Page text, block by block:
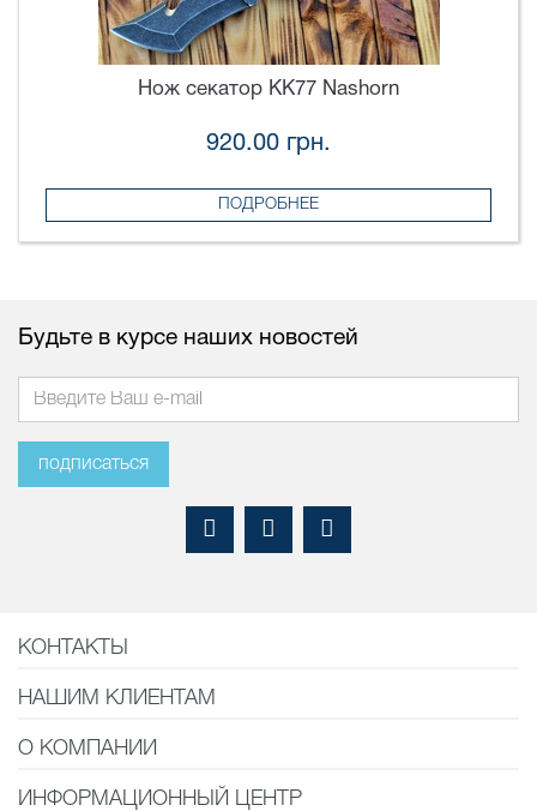
Нож секатор KK77 Nashorn
920.00 грн.
ПОДРОБНЕЕ
Будьте в курсе наших новостей
подписаться
КОНТАКТЫ
НАШИМ КЛИЕНТАМ
О КОМПАНИИ
ИНФОРМАЦИОННЫЙ ЦЕНТР